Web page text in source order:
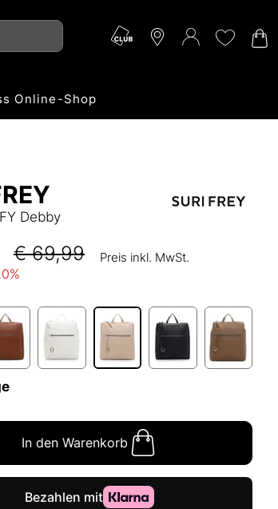
Online-Shop
Debby
€ 69,99 Preis inkl. MwSt.
%
In den Warenkorb